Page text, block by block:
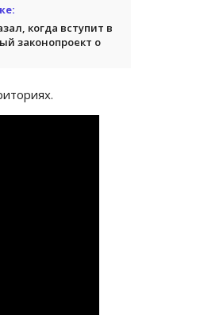
когда вступит в
законопроект о